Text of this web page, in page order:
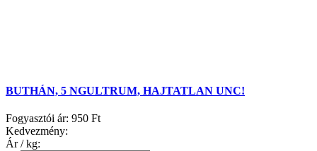
BUTHÁN, 5 NGULTRUM, HAJTATLAN UNC!
Fogyasztói ár: 950 Ft
Kedvezmény:
Ár / kg: